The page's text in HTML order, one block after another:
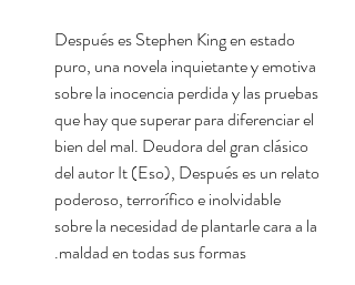
Después es Stephen King en estado
puro, una novela inquietante y emotiva
sobre la inocencia perdida y las pruebas
que hay que superar para diferenciar el
bien del mal. Deudora del gran clásico
del autor It (Eso), Después es un relato
poderoso, terrorífico e inolvidable
sobre la necesidad de plantarle cara a la
maldad en todas sus formas.